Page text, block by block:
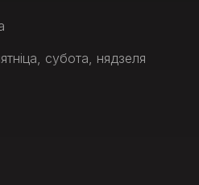
субота, нядзеля